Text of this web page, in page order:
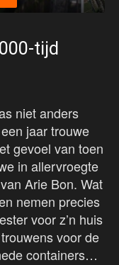
tijd
niet anders
jaar trouwe
gevoel van toen
in allervroegte
Arie Bon. Wat
nemen precies
voor z’n huis
voor de
containers…